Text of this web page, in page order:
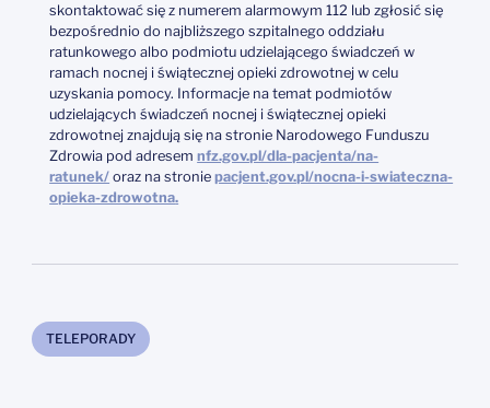
skontaktować się z numerem alarmowym 112 lub zgłosić się
bezpośrednio do najbliższego szpitalnego oddziału
ratunkowego albo podmiotu udzielającego świadczeń w
ramach nocnej i świątecznej opieki zdrowotnej w celu
uzyskania pomocy. Informacje na temat podmiotów
udzielających świadczeń nocnej i świątecznej opieki
zdrowotnej znajdują się na stronie Narodowego Funduszu
Zdrowia pod adresemnfz.gov.pl/dla-pacjenta/na-
ratunek/ oraz na stronie pacjent.gov.pl/nocna-i-swiateczna-
opieka-zdrowotna.
TELEPORADY